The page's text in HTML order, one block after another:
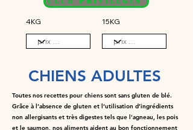
4KG 15KG
CHIENS ADULTES
Toutes nos recettes pour chiens sont sans gluten de blé.
Grâce à l’absence de gluten et l’utilisation d’ingrédients
non allergisants et très digestes tels que l'agneau, les pois
et le saumon, nos aliments aident au bon fonctionnement